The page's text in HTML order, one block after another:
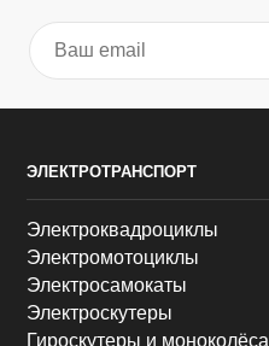
ЭЛЕКТРОТРАНСПОРТ
Электроквадроциклы
Электромотоциклы
Электросамокаты
Электроскутеры
Гироскутеры и моноколёса